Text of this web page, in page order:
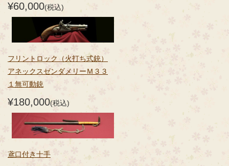
¥60,000(税込)
フリントロック（火打ち式銃）
アネックスゼンダメリーＭ３３
１無可動銃
¥180,000(税込)
鳶口付き十手